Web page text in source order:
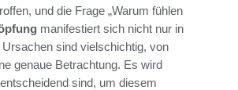
und die Frage „Warum fühlen
manifestiert sich nicht nur in
sind vielschichtig, von
genaue Betrachtung. Es wird
entscheidend sind, um diesem